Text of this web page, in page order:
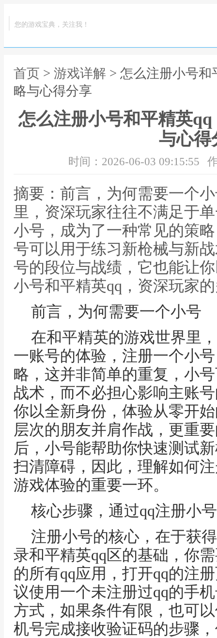
您的游戏宝典，关注我！
首页 > 游戏详解 > 怎么注册小号和
略与心得分享
怎么注册小号和平精英
与心得
时间：2026-06-03 09:15:55
摘要：前言，为何需要一个
里，资深玩家往往不满足于
小号，成为了一种常见的策
号可以用于练习新枪械与新
号的段位与战绩，它也能让
小号和平精英qq，资深玩家
前言，为何需要一个小号
在和平精英的游戏世界里
一账号的体验，注册一个小
略，这并非简单的重复，小
战术，而不必担心影响主账
你以全新身份，体验从零开
层次的朋友并肩作战，更重
后，小号能帮助你快速测试
扫清障碍，因此，理解如何
游戏体验的重要一环。
核心步骤，通过qq注册小
注册小号的核心，在于获
录和平精英qq区的基础，你
的所有qq应用，打开qq的注
议使用一个未注册过qq的手
方式，如果条件有限，也可
机号完成接收验证码的步骤